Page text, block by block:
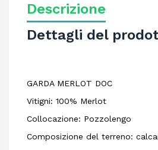
Descrizione
Dettagli del
GARDA MERLOT DOC
Vitigni: 100% Merlot
Collocazione: Pozzolengo
Composizione del terreno: